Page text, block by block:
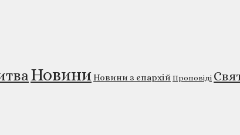
НовиниНовини з єпархій Проповіді